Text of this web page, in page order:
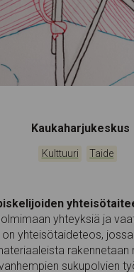
Tapahtumapaikka:
Kaukaharjukeskus
Kategoriat:
Kulttuuri Taide
yhteyksiä ja
yhteisötaideteos,
rakennetaan
sukupolvien